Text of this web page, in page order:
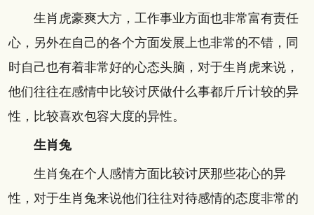
生肖虎豪爽大方，工作事业方面也非常富有责任
心，另外在自己的各个方面发展上也非常的不错，同
时自己也有着非常好的心态头脑，对于生肖虎来说，
他们往往在感情中比较讨厌做什么事都斤斤计较的异
性，比较喜欢包容大度的异性。
生肖兔
生肖兔在个人感情方面比较讨厌那些花心的异
性，对于生肖兔来说他们往往对待感情的态度非常的